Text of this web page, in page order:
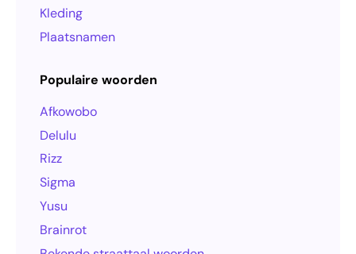
Kleding
Plaatsnamen
Populaire woorden
Afkowobo
Delulu
Rizz
Sigma
Yusu
Brainrot